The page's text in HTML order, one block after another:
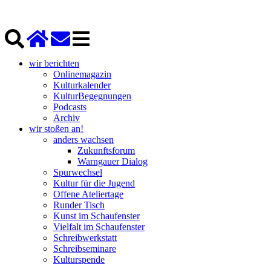
wir berichten
Onlinemagazin
Kulturkalender
KulturBegegnungen
Podcasts
Archiv
wir stoßen an!
anders wachsen
Zukunftsforum
Warngauer Dialog
Spurwechsel
Kultur für die Jugend
Offene Ateliertage
Runder Tisch
Kunst im Schaufenster
Vielfalt im Schaufenster
Schreibwerkstatt
Schreibseminare
Kulturspende